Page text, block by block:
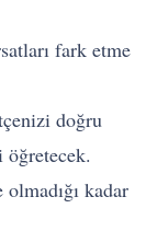
fark etme
doğru
öğretecek.
kadar